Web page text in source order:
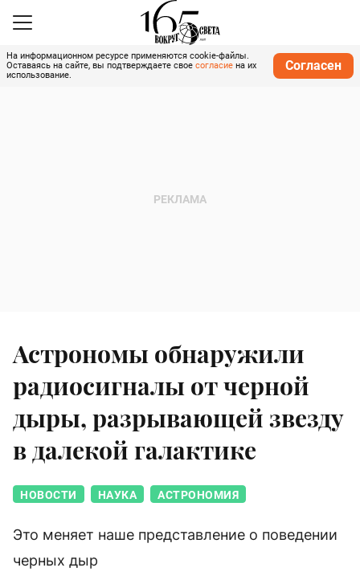
На информационном ресурсе применяются cookie-файлы.
Оставаясь на сайте, вы подтверждаете свое согласие на их
использование.
Согласен
Астрономы обнаружили
радиосигналы от черной
дыры, разрывающей звезду
в далекой галактике
НОВОСТИ НАУКА АСТРОНОМИЯ
Это меняет наше представление о поведении
черных дыр